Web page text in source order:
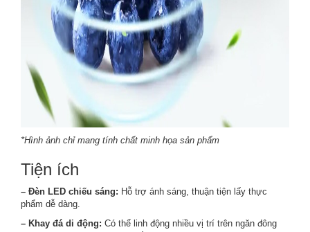
*Hình ảnh chỉ mang tính chất minh họa sản phẩm
Tiện ích
– Đèn LED chiếu sáng: Hỗ trợ ánh sáng, thuận tiện lấy thực
phẩm dễ dàng.
– Khay đá di động: Có thể linh động nhiều vị trí trên ngăn đông